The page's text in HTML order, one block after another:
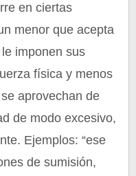
en ciertas
menor que acepta
imponen sus
física y menos
aprovechan de
de modo excesivo,
Ejemplos: “ese
de sumisión,